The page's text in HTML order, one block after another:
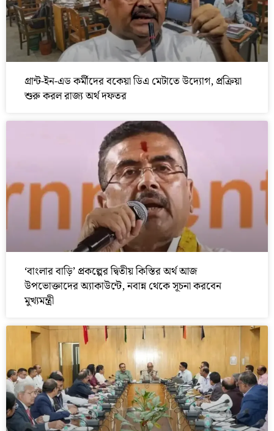
গ্রান্ট-ইন-এড কর্মীদের বকেয়া ডিএ মেটাতে উদ্যোগ, প্রক্রিয়া
শুরু করল রাজ্য অর্থ দফতর
‘বাংলার বাড়ি’ প্রকল্পের দ্বিতীয় কিস্তির অর্থ আজ
উপভোক্তাদের অ্যাকাউন্টে, নবান্ন থেকে সূচনা করবেন
মুখ্যমন্ত্রী